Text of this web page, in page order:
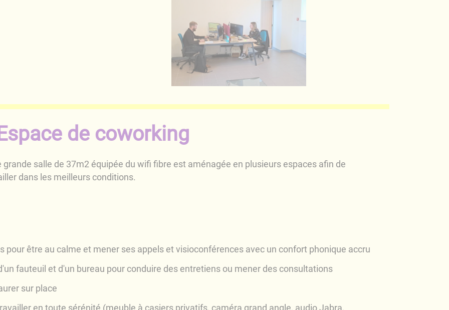
de coworking
salle de 37m2 équipée du wifi fibre est aménagée en plusieurs espaces afin de
dans les meilleurs conditions.
pour être au calme et mener ses appels et visioconférences avec un confort phonique accru
fauteuil et d'un bureau pour conduire des entretiens ou mener des consultations
sur place
en toute sérénité (meuble à casiers privatifs, caméra grand angle, audio Jabra,